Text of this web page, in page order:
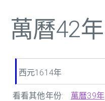
萬曆42年
西元1614年
看看其他年份: 萬曆39年